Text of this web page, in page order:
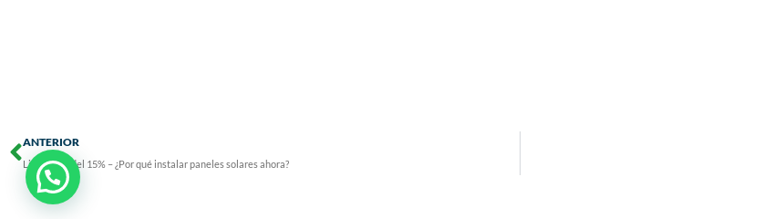
Prev
ANTERIOR
Limitación del 15% – ¿Por qué instalar paneles solares ahora?